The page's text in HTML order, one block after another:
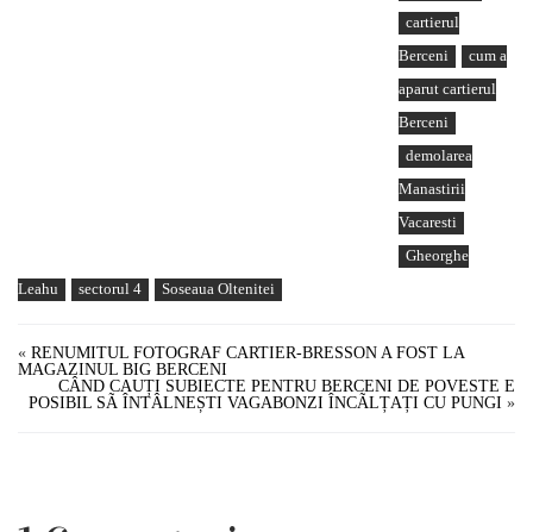
cartierul
Berceni
cum a
aparut cartierul
Berceni
demolarea
Manastirii
Vacaresti
Gheorghe
Leahu
sectorul 4 Soseaua Oltenitei
« RENUMITUL FOTOGRAF CARTIER-BRESSON A FOST LA
MAGAZINUL BIG BERCENI
CÂND CAUȚI SUBIECTE PENTRU BERCENI DE POVESTE E
POSIBIL SÃ ÎNTÂLNEȘTI VAGABONZI ÎNCÃLȚAȚI CU PUNGI »